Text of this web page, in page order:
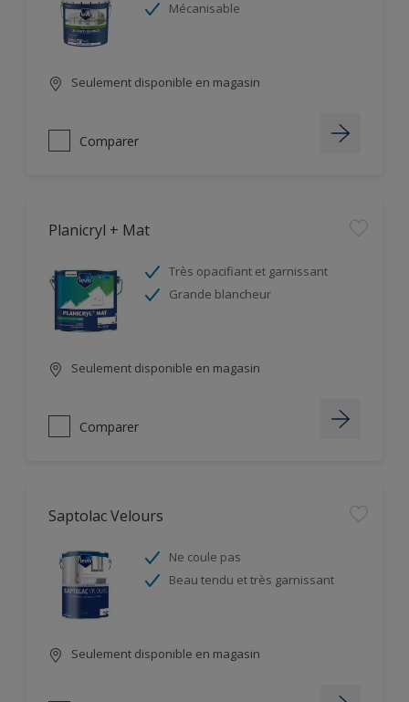
Mécanisable
Seulement disponible en magasin
Comparer
Planicryl + Mat
Très opacifiant et garnissant
Grande blancheur
Seulement disponible en magasin
Comparer
Saptolac Velours
Ne coule pas
Beau tendu et très garnissant
Seulement disponible en magasin